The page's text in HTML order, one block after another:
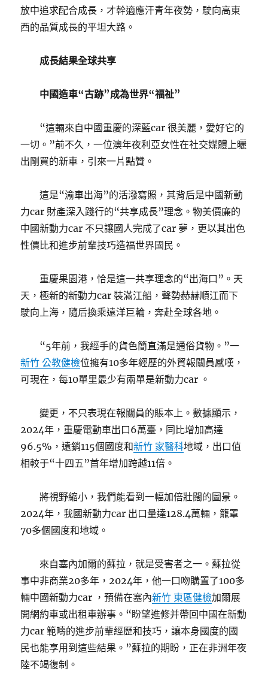
放中追求配合成長，才幹適應汗青年夜勢，駛向高東
西的品質成長的平坦大路。
成長結果全球共享
中國造車“古跡”成為世界“福祉”
“這輛來自中國重慶的深藍car 很美麗，愛好它的
一切。”前不久，一位澳年夜利亞女性在社交媒體上曬
出剛買的新車，引來一片點贊。
這是“渝車出海”的活潑寫照，其背后是中國新動
力car 財產深入踐行的“共享成長”理念。物美價廉的
中國新動力car 不只讓國人完成了car 夢，更以其出色
性價比和進步前輩技巧造福世界國民。
重慶果園港，恰是這一共享理念的“出海口”。天
天，極新的新動力car 裝滿江船，聲勢赫赫順江而下
駛向上海，隨后換乘遠洋巨輪，奔赴全球各地。
“5年前，我經手的貨色簡直滿是通俗貨物。”一
新竹 公教健檢位擁有10多年經歷的外貿報關員感嘆，
可現在，每10單里最少有兩單是新動力car 。
變更，不只表現在報關員的賬本上。數據顯示，
2024年，重慶電動車出口6萬臺，同比增加高達
96.5%，遠銷115個國度和新竹 家醫科地域，出口值
相較于“十四五”首年增加跨越11倍。
將視野縮小，我們能看到一幅加倍壯闊的圖景。
2024年，我國新動力car 出口量達128.4萬輛，籠罩
70多個國度和地域。
來自塞內加爾的蘇拉，就是受害者之一。蘇拉從
事中非商業20多年，2024年，他一口吻購置了100多
輛中國新動力car ，預備在塞內新竹 東區健檢加爾展
開網約車或出租車辦事。“盼望進修并帶回中國在新動
力car 範疇的進步前輩經歷和技巧，讓本身國度的國
民也能享用到這些結果。”蘇拉的期盼，正在非洲年夜
陸不竭復制。